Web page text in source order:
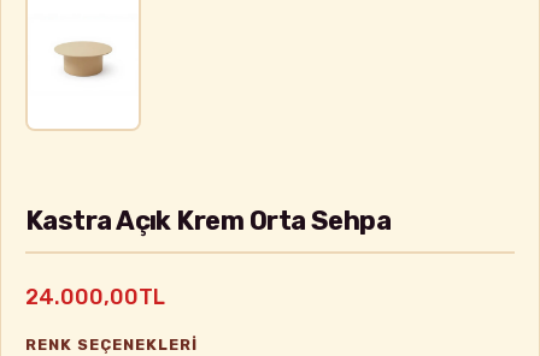
Kastra Açık Krem Orta Sehpa
24.000,00TL
RENK SEÇENEKLERI